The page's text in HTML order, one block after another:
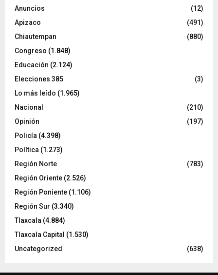
Anuncios
(12)
Apizaco
(491)
Chiautempan
(880)
Congreso (1.848)
Educación (2.124)
Elecciones 385
(3)
Lo más leído (1.965)
Nacional
(210)
Opinión
(197)
Policía (4.398)
Política (1.273)
Región Norte
(783)
Región Oriente (2.526)
Región Poniente (1.106)
Región Sur (3.340)
Tlaxcala (4.884)
Tlaxcala Capital (1.530)
Uncategorized
(638)